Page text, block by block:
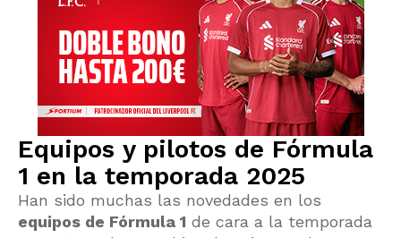
Equipos y pilotos de Fórmula
1 en la temporada 2025
Han sido muchas las novedades en los
equipos de Fórmula 1 de cara a la temporada